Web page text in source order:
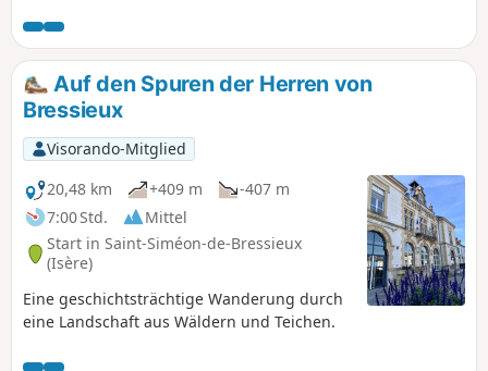
Vercors, - und im Westen den Pilat und die Monts du
Lyonnais. Bei sehr gutem Wetter können Sie zwischen dem
Mont du Chat und der Chartreuse sogar den Gipfel des
Mont Blanc erkennen. Ansonsten wandern Sie zwischen
Heckenlandschaften und Wäldern entlang der Moräne von
Chambarans.
Auf den Spuren der Herren von
Bressieux
Visorando-Mitglied
20,48 km
+409 m
-407 m
7:00 Std.
Mittel
Start in Saint-Siméon-de-Bressieux
(Isère)
Eine geschichtsträchtige Wanderung durch
eine Landschaft aus Wäldern und Teichen.